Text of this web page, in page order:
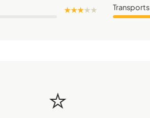
★ ★ ★★★ Transports
⭐